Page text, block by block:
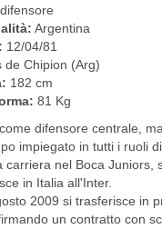
difensore
Argentina
12/04/81
de Chipion (Arg)
182 cm
81 Kg
difensore centrale,
impiegato in tutti i ruoli
carriera nel Boca Juniors,
in Italia all'Inter.
2009 si trasferisce in
un contratto con